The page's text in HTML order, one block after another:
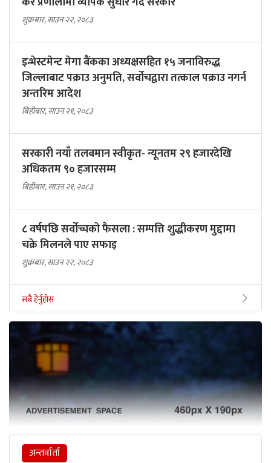
शुक्रबार, साउन २२, २०८३
इन्भेस्टमेन्ट मेगा बैंकका अध्यक्षसहित १५ जनाविरुद्ध
जिल्लाबाट पक्राउ अनुमति, सर्वोचद्वारा तत्काल पक्राउ नगर्न
अन्तरिम आदेश
बिहीबार, साउन २१, २०८३
सरकारी नयाँ तलबमान स्वीकृत- न्यूनतम २९ हजारदेखि
अधिकतम ९० हजारसम्म
बिहीबार, साउन २१, २०८३
८ वर्षपछि सर्वोच्चको फैसला : सम्पत्ति शुद्धीकरण मुद्दामा
चक्रे मिलनले पाए सफाइ
शुक्रबार, साउन २२, २०८३
सबै हेर्नुहोस
अन्तर्वार्ता